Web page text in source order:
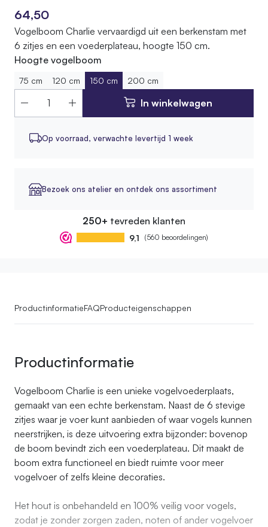
64,50
Vogelboom Charlie vervaardigd uit een berkenstam met
6 zitjes en een voederplateau, hoogte 150 cm.
Hoogte vogelboom
75 cm 120 cm 150 cm 200 cm
In winkelwagen
Op voorraad, verwachte levertijd 1 week
Bezoek ons atelier en ontdek ons assortiment
250+ tevreden klanten
9,1 (560 beoordelingen)
ProductinformatieFAQProducteigenschappen
Productinformatie
Vogelboom Charlie is een unieke vogelvoederplaats,
gemaakt van een echte berkenstam. Naast de 6 stevige
zitjes waar je voer kunt aanbieden of waar vogels kunnen
neerstrijken, is deze uitvoering extra bijzonder: bovenop
de boom bevindt zich een voederplateau. Dit maakt de
boom extra functioneel en biedt ruimte voor meer
vogelvoer of zelfs kleine decoraties.
Het hout is onbehandeld en 100% veilig voor vogels,
zodat je zonder zorgen zaden, noten of ander vogelvoer